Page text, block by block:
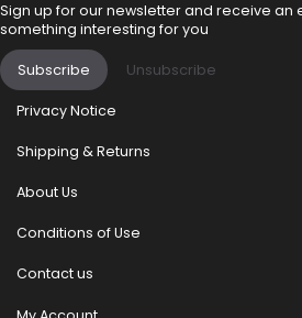
Sign up for our newsletter and receive an
something interesting for you
Subscribe Unsubscribe
Privacy Notice
Shipping & Returns
About Us
Conditions of Use
Contact us